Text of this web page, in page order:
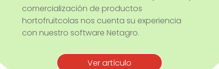
comercialización de productos
hortofruitcolas nos cuenta su experiencia
con nuestro software Netagro.
Ver artículo